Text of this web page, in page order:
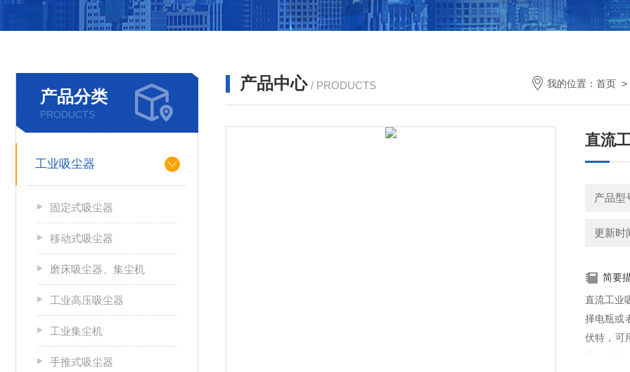
产品分类
PRODUCTS
工业吸尘器
固定式吸尘器
移动式吸尘器
磨床吸尘器、集尘机
工业高压吸尘器
工业集尘机
手推式吸尘器
产品中心 / PRODUCTS 我的位置： 首页 >
直流
产品型
更新时
简要
直流工业
择电瓶或
伏特，可
业、玻璃